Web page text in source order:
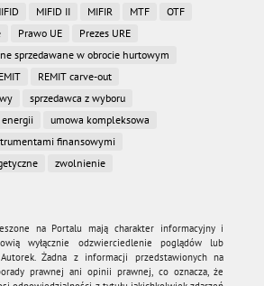
MIFID II MIFIR MTF
OTF
Prawo UE
Prezes URE
sprzedawane w obrocie hurtowym
REMIT carve-out
sprzedawca z wyboru
energii
umowa kompleksowa
finansowymi
zwolnienie
na Portalu mają charakter informacyjny i
wyłącznie odzwierciedlenie poglądów lub
Żadna z informacji przedstawionych na
prawnej ani opinii prawnej, co oznacza, że